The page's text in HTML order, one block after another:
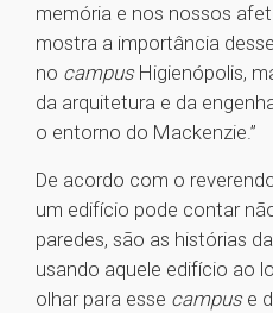
memória e nos nossos
mostra a importância
no campus Higienópolis,
da arquitetura e da
o entorno do Mackenzie.”
De acordo com o
um edifício pode contar
paredes, são as histórias
usando aquele edifício ao
olhar para esse campus e